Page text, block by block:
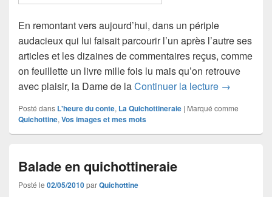
En remontant vers aujourd’hui, dans un périple
audacieux qui lui faisait parcourir l’un après l’autre ses
articles et les dizaines de commentaires reçus, comme
on feuillette un livre mille fois lu mais qu’on retrouve
avec plaisir, la Dame de laContinuer la lecture Il était une
→
Posté dans L'heure du conte, La Quichottineraie | Marqué comme
Quichottine, Vos images et mes mots
Balade en quichottineraie
Posté le 02/05/2010parQuichottine